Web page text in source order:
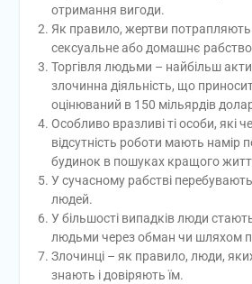
отримання вигоди.
Як правило, жертви потрапляють
сексуальне або домашнє
Торгівля людьми – найбільш
злочинна діяльність, що
оцінюваний в 150 мільярдів
Особливо вразливі ті особи, які
відсутність роботи мають намір
будинок в пошуках кращого
У сучасному рабстві
людей.
У більшості випадків люди
людьми через обман чи шляхом
Злочинці – як правило, люди,
знають і довіряють їм.